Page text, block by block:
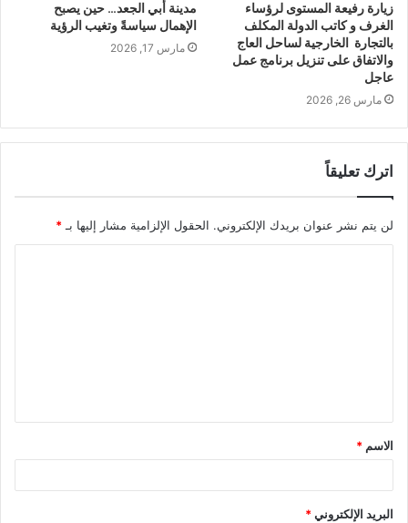
زيارة رفيعة المستوى لرؤساء
الغرف و كاتب الدولة المكلف
بالتجارة الخارجية لساحل العاج
والاتفاق على تنزيل برنامج عمل
عاجل
مارس 26, 2026
مدينة أبي الجعد… حين يصبح
الإهمال سياسةً وتغيب الرؤية
مارس 17, 2026
اترك تعليقاً
لن يتم نشر عنوان بريدك الإلكتروني. الحقول الإلزامية مشار إليها بـ*
ق
*
الاسم *
البريد الإلكتروني*